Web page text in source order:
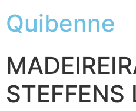
Quibenne
STEFFENS